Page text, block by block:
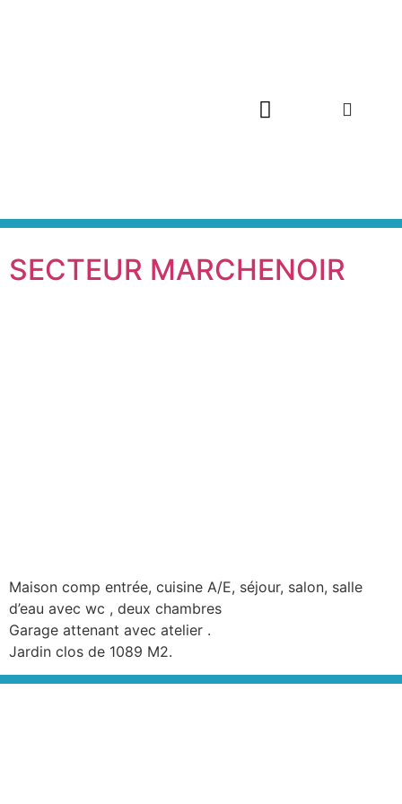
SECTEUR MARCHENOIR
Maison comp entrée, cuisine A/E, séjour, salon, salle
d’eau avec wc , deux chambres
Garage attenant avec atelier .
Jardin clos de 1089 M2.